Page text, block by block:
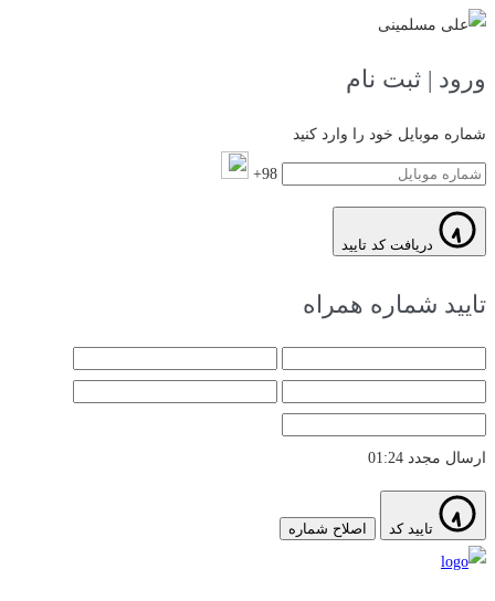
ورود | ثبت نام
شماره موبایل خود را وارد کنید
98+
تایید شماره همراه
ارسال مجدد 01:24
اصلاح شماره